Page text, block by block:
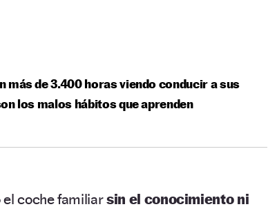
más de 3.400 horas viendo conducir a sus
los malos hábitos que aprenden
el coche familiarsin el conocimiento ni